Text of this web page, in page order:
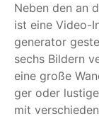
Neben den an
ist eine Video-
ge­nera­tor
sechs Bil­dern
eine gro­ße
ger oder
mit